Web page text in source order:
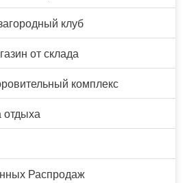
клуб
от склада
комплекс
отдыха
Распродаж